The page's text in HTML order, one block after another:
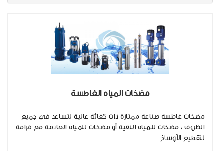
مضخات المياه الغاطسة
مضخات غاطسة صناعة ممتازة ذات كفائة عالية لتساعد في جميع
الظروف ، مضخات للمياه النقية أو مضخات للمياه العادمة مع فرامة
لتقطيع الأوساخ